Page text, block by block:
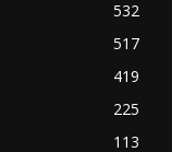
532
517
419
225
113